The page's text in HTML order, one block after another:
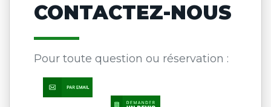
CONTACTEZ-NOUS
Pour toute question ou réservation :